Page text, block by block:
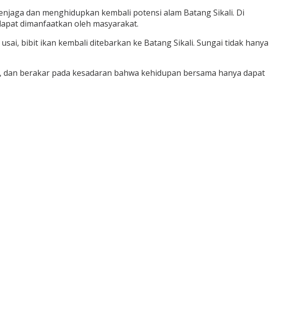
dan menghidupkan kembali potensi alam Batang Sikali. Di
dimanfaatkan oleh masyarakat.
bibit ikan kembali ditebarkan ke Batang Sikali. Sungai tidak hanya
berakar pada kesadaran bahwa kehidupan bersama hanya dapat